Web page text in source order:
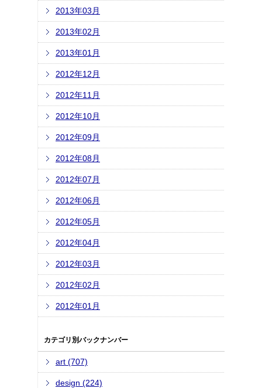
2013年03月
2013年02月
2013年01月
2012年12月
2012年11月
2012年10月
2012年09月
2012年08月
2012年07月
2012年06月
2012年05月
2012年04月
2012年03月
2012年02月
2012年01月
カテゴリ別バックナンバー
art (707)
design (224)